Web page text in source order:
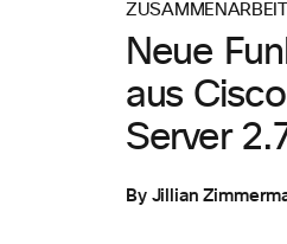
ZUSAMMENARBEIT
Neue
aus
Server
By Jillian